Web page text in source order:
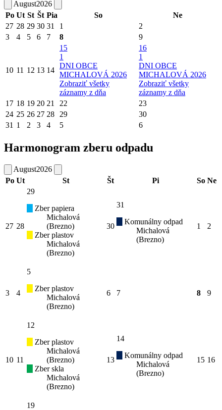
August2026
Po Ut St Št Pia So
Ne
27 28 29 30 31 1
2
3
4 5 6 7 8 9
10 11 12 13 14
15
1
DNI OBCE
MICHALOVÁ 2026
Zobraziť všetky
záznamy z dňa
16
1
DNI OBCE
MICHALOVÁ 2026
Zobraziť všetky
záznamy z dňa
17 18 19 20 21 22
23
24 25 26 27 28 29
30
31 1 2 3 4 5 6
Harmonogram zberu odpadu
August2026
Po Ut St Št Pi So Ne
27 28
29
Zber papiera
Michalová
(Brezno)
Zber plastov
Michalová
(Brezno)
30
31
Komunálny odpad
Michalová
(Brezno)
1 2
3 4
5
Zber plastov
Michalová
(Brezno)
6 7 8 9
10 11
12
Zber plastov
Michalová
(Brezno)
Zber skla
Michalová
(Brezno)
13
14
Komunálny odpad
Michalová
(Brezno)
15 16
19